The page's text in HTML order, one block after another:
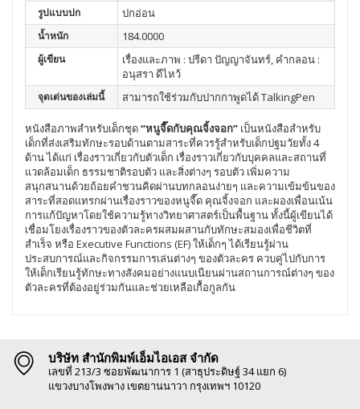
รูปแบบปก ปกอ่อน
น้ำหนัก 184.0000
ผู้เขียน
เรื่องและภาพ : ปรีดา ปัญญาจันทร์, คำกลอน :
อนุสรา ดีไหว้
จุดเด่นของเล่มนี้ สามารถใช้ร่วมกับปากกาพูดได้ TalkingPen
หนังสือภาพสำหรับเด็กชุด“หนูจี๊ดกับคุณจิ้งจอก” เป็นหนังสือสำหรับ
เด็กที่ส่งเสริมทักษะรอบด้านตามสาระที่ควรรู้สำหรับเด็กปฐมวัยทั้ง 4
ด้าน ได้แก่ เรื่องราวเกี่ยวกับตัวเด็ก เรื่องราวเกี่ยวกับบุคคลและสถานที่
แวดล้อมเด็ก ธรรมชาติรอบตัว และสิ่งต่างๆ รอบตัว เพิ่มความ
สนุกสนานด้วยถ้อยคำชวนคิดผ่านบทกลอนง่ายๆ และความเข้มข้นของ
สาระที่สอดแทรกผ่านเรื่องราวของหนูจี๊ด คุณจิ้งจอก และผองเพื่อนเน้น
การแก้ปัญหาโดยใช้ความรู้ทางวิทยาศาสตร์เป็นพื้นฐาน ทั้งนี้ผู้เขียนได้
เชื่อมโยงเรื่องราวของตัวละครผสมผสานกับทักษะสมองเพื่อชีวิตที่
สำเร็จ หรือ Executive Functions (EF) ให้เด็กๆ ได้เรียนรู้ผ่าน
ประสบการณ์และกิจกรรมการเล่นต่างๆ ของตัวละคร ควบคู่ไปกับการ
ให้เด็กเรียนรู้ทักษะทางสังคมอย่างแนบเนียนผ่านสถานการณ์ต่างๆ ของ
ตัวละครที่ต้องอยู่ร่วมกันและช่วยเหลือเกื้อกูลกัน
บริษัท สำนักพิมพ์เอ็มไอเอส จำกัด
เลขที่ 213/3 ซอยพัฒนาการ 1 (สาธุประดิษฐ์ 34 แยก 6)
แขวงบางโพงพาง เขตยานนาวา กรุงเทพฯ 10120